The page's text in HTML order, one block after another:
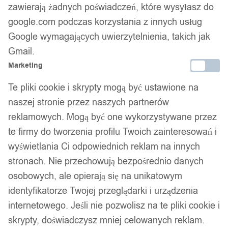
Niimbot etykiety naklejki
14*40mm 160szt sakura
Darmowa dostawa od 90 zł
Dostawa w 24h
Zamówienia złożone do 14:00 wysyłamy tego samego dnia.
Dostawa w 24h
Zamówienia złożone do 14:00 wysyłamy tego samego dnia.
Kod produktu:
1440_SAKURA
Dostępny w magazynie - szybka dostawa
zawierają żadnych poświadczeń, które wysyłasz do
google.com podczas korzystania z innych usług
Google wymagających uwierzytelnienia, takich jak
Gmail.
Marketing
Te pliki cookie i skrypty mogą być ustawione na
naszej stronie przez naszych partnerów
reklamowych. Mogą być one wykorzystywane przez
te firmy do tworzenia profilu Twoich zainteresowań i
wyświetlania Ci odpowiednich reklam na innych
stronach. Nie przechowują bezpośrednio danych
osobowych, ale opierają się na unikatowym
identyfikatorze Twojej przeglądarki i urządzenia
internetowego. Jeśli nie pozwolisz na te pliki cookie i
skrypty, doświadczysz mniej celowanych reklam.